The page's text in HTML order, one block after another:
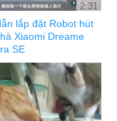
2:31
lắp đặt Robot hút
Xiaomi Dreame
SE